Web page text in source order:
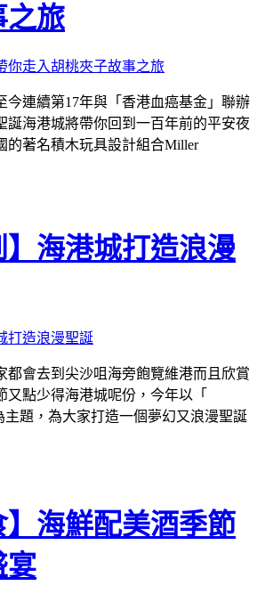
之旅
今連續第17年與「香港血癌基金」聯辦
誕海港城將帶你回到一百年前的平安夜
的著名積木玩具設計組合Miller
】海港城打造浪漫
都會去到尖沙咀海旁飽覽維港而且欣賞
又點少得海港城呢份，今年以「
主題，為大家打造一個夢幻又浪漫聖誕
】海鮮配美酒季節
宴